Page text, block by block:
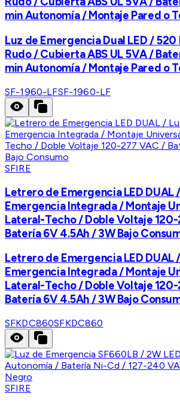
min Autonomía / Montaje Pared o
Luz de Emergencia Dual LED / 520
Rudo / Cubierta ABS UL 5VA /
min Autonomía / Montaje Pared o
SF-1960-LFSF-1960-LF
SFIRE
Letrero de Emergencia LED DUAL
Emergencia Integrada / Montaje
Lateral-Techo / Doble Voltaje
Batería 6V 4.5Ah / 3W Bajo
Letrero de Emergencia LED DUAL
Emergencia Integrada / Montaje
Lateral-Techo / Doble Voltaje
Batería 6V 4.5Ah / 3W Bajo
SFKDC860SFKDC860
SFIRE